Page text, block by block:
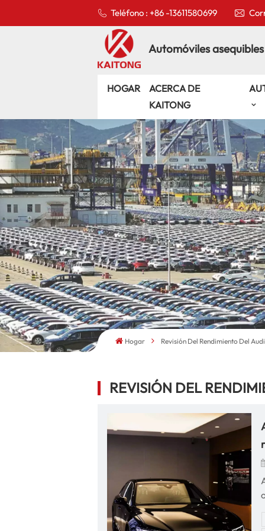
Teléfono : +86 -13611580699
Automóviles
HOGAR
ACERCA DE
KAITONG
Hogar Revisión Del Rendimiento Del
REVISIÓN DEL